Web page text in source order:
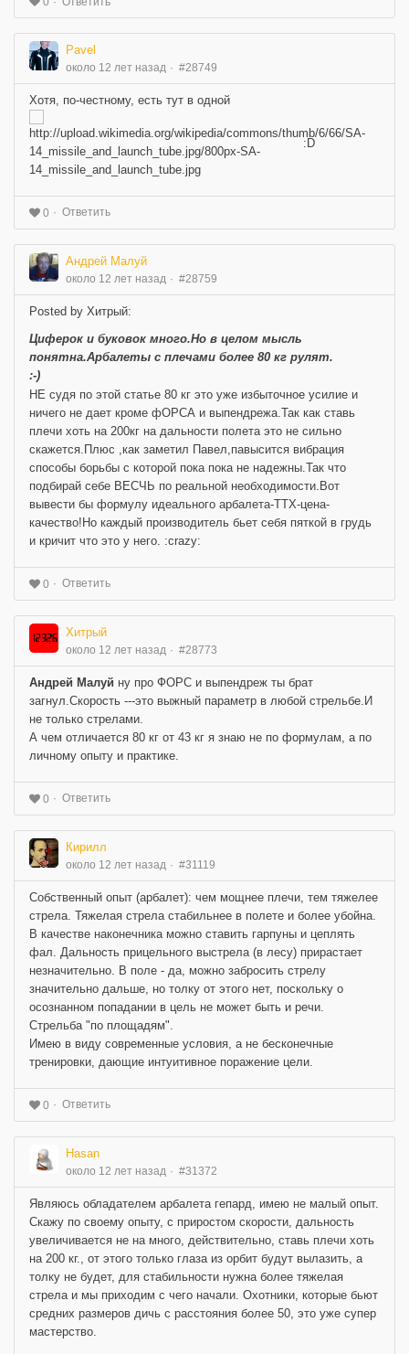
Pavel
около 12 лет назад #28749
Хотя, по-честному, есть тут в одной
:D
0 Ответить
Андрей Малуй
около 12 лет назад #28759
Posted by Хитрый:
Циферок и буковок много.Но в целом мысль
понятна.Арбалеты с плечами более 80 кг рулят.
:-)
НЕ судя по этой статье 80 кг это уже избыточное усилие и
ничего не дает кроме фОРСА и выпендрежа.Так как ставь
плечи хоть на 200кг на дальности полета это не сильно
скажется.Плюс ,как заметил Павел,павысится вибрация
способы борьбы с которой пока пока не надежны.Так что
подбирай себе ВЕСЧЬ по реальной необходимости.Вот
вывести бы формулу идеального арбалета-ТТХ-цена-
качество!Но каждый производитель бьет себя пяткой в грудь
и кричит что это у него. :crazy:
0 Ответить
Хитрый
около 12 лет назад #28773
Андрей Малуй ну про ФОРС и выпендреж ты брат
загнул.Скорость ---это выжный параметр в любой стрельбе.И
не только стрелами.
А чем отличается 80 кг от 43 кг я знаю не по формулам, а по
личному опыту и практике.
0 Ответить
Кирилл
около 12 лет назад #31119
Собственный опыт (арбалет): чем мощнее плечи, тем тяжелее
стрела. Тяжелая стрела стабильнее в полете и более убойна.
В качестве наконечника можно ставить гарпуны и цеплять
фал. Дальность прицельного выстрела (в лесу) прирастает
незначительно. В поле - да, можно забросить стрелу
значительно дальше, но толку от этого нет, поскольку о
осознанном попадании в цель не может быть и речи.
Стрельба "по площадям".
Имею в виду современные условия, а не бесконечные
тренировки, дающие интуитивное поражение цели.
0 Ответить
Hasan
около 12 лет назад #31372
Являюсь обладателем арбалета гепард, имею не малый опыт.
Скажу по своему опыту, с приростом скорости, дальность
увеличивается не на много, действительно, ставь плечи хоть
на 200 кг., от этого только глаза из орбит будут вылазить, а
толку не будет, для стабильности нужна более тяжелая
стрела и мы приходим с чего начали. Охотники, которые бьют
средних размеров дичь с расстояния более 50, это уже супер
мастерство.